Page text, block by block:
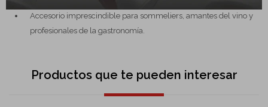
Accesorio imprescindible para sommeliers, amantes del vino y
profesionales de la gastronomía.
Productos que te pueden interesar